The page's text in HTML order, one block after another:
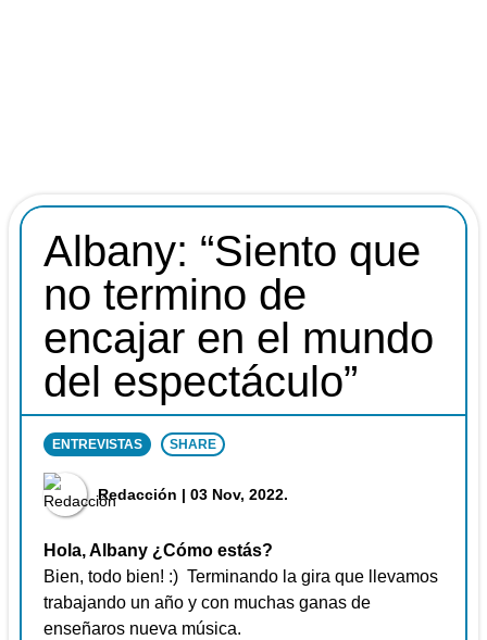
Albany: “Siento que
no termino de
encajar en el mundo
del espectáculo”
ENTREVISTAS SHARE
Redacción | 03 Nov, 2022.
Hola, Albany ¿Cómo estás?
Bien, todo bien! :) Terminando la gira que llevamos
trabajando un año y con muchas ganas de
enseñaros nueva música.